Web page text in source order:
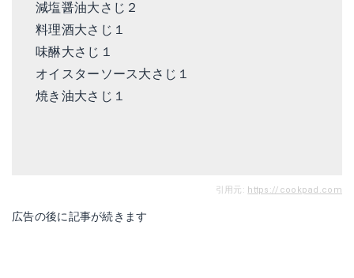
減塩醤油大さじ２
料理酒大さじ１
味醂大さじ１
オイスターソース大さじ１
焼き油大さじ１
引用元: https://cookpad.com
広告の後に記事が続きます